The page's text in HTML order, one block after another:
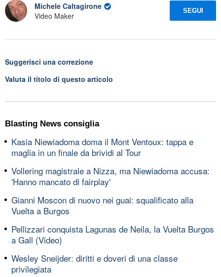
Michele Caltagirone
Video Maker
SEGUI
Suggerisci una correzione
Valuta il titolo di questo articolo
Blasting News consiglia
Kasia Niewiadoma doma il Mont Ventoux: tappa e
maglia in un finale da brividi al Tour
Vollering magistrale a Nizza, ma Niewiadoma accusa:
'Hanno mancato di fairplay'
Gianni Moscon di nuovo nei guai: squalificato alla
Vuelta a Burgos
Pellizzari conquista Lagunas de Neila, la Vuelta Burgos
a Gall (Video)
Wesley Sneijder: diritti e doveri di una classe
privilegiata